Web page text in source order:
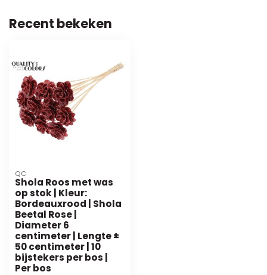
Recent bekeken
QC
Shola Roos met was
op stok | Kleur:
Bordeauxrood | Shola
Beetal Rose |
Diameter 6
centimeter | Lengte ±
50 centimeter | 10
bijstekers per bos |
Per bos